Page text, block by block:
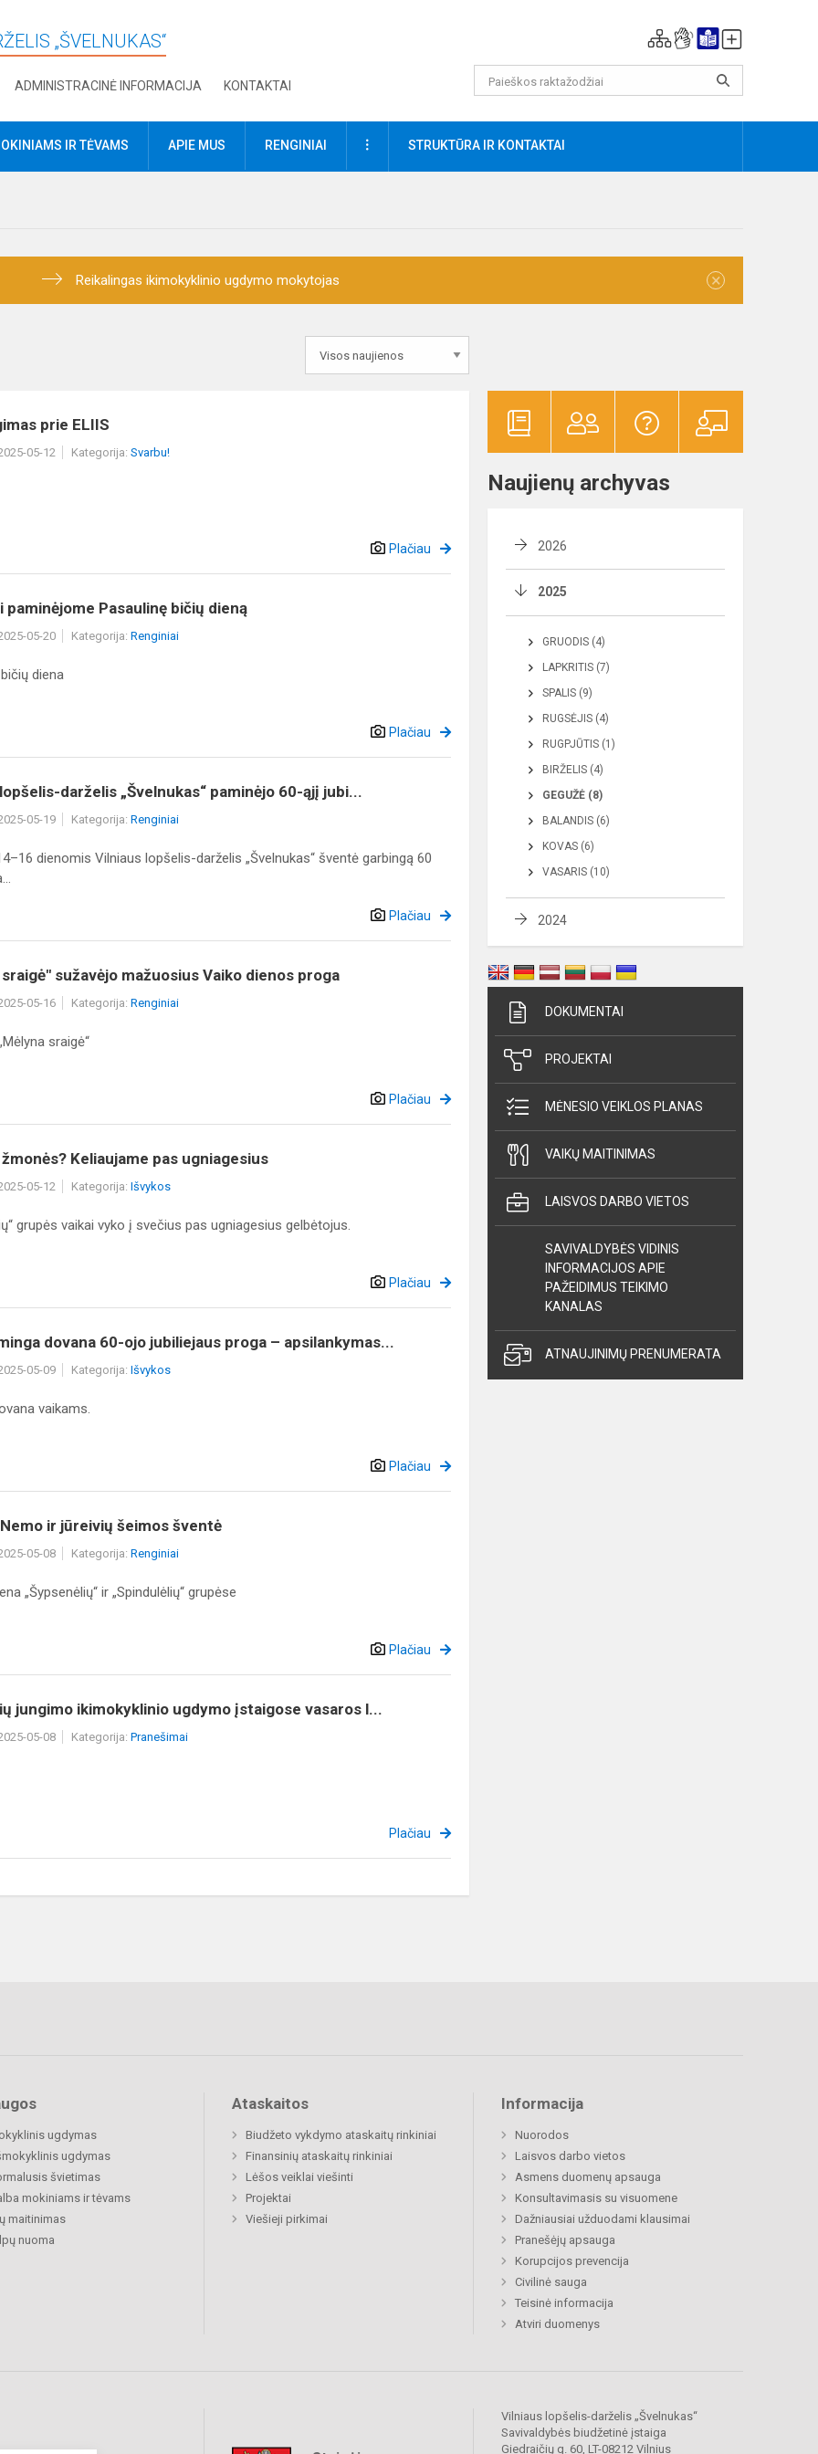
„ŠVELNUKAS“
ADMINISTRACINĖ INFORMACIJA KONTAKTAI
IR TĖVAMS APIE MUS RENGINIAI DAUGIAUSTRUKTŪRA IR KONTAKTAI
Reikalingas ikimokyklinio ugdymo mokytojas ×
prie ELIIS
05-12 Kategorija: Svarbu!
Plačiau
paminėjome Pasaulinę bičių dieną
05-20 Kategorija: Renginiai
diena
Plačiau
darželis „Švelnukas“ paminėjo 60-ąjį jubi...
05-19 Kategorija: Renginiai
dienomis Vilniaus lopšelis-darželis „Švelnukas“ šventė garbingą 60
Plačiau
sraigė" sužavėjo mažuosius Vaiko dienos proga
05-16 Kategorija: Renginiai
sraigė“
Plačiau
Keliaujame pas ugniagesius
05-12 Kategorija: Išvykos
grupės vaikai vyko į svečius pas ugniagesius gelbėtojus.
Plačiau
dovana 60-ojo jubiliejaus proga – apsilankymas...
05-09 Kategorija: Išvykos
vaikams.
Plačiau
ir jūreivių šeimos šventė
05-08 Kategorija: Renginiai
„Šypsenėlių“ ir „Spindulėlių“ grupėse
Plačiau
jungimo ikimokyklinio ugdymo įstaigose vasaros l...
05-08 Kategorija: Pranešimai
Plačiau
Naujienų archyvas
2026
2025
GRUODIS (4)
LAPKRITIS (7)
SPALIS (9)
RUGSĖJIS (4)
RUGPJŪTIS (1)
BIRŽELIS (4)
GEGUŽĖ (8)
BALANDIS (6)
KOVAS (6)
VASARIS (10)
2024
DOKUMENTAI
PROJEKTAI
MĖNESIO VEIKLOS PLANAS
VAIKŲ MAITINIMAS
LAISVOS DARBO VIETOS
SAVIVALDYBĖS VIDINIS
INFORMACIJOS APIE
PAŽEIDIMUS TEIKIMO
KANALAS
ATNAUJINIMŲ PRENUMERATA
ugdymas
ugdymas
švietimas
mokiniams ir tėvams
maitinimas
nuoma
Ataskaitos
Biudžeto vykdymo ataskaitų rinkiniai
Finansinių ataskaitų rinkiniai
Lėšos veiklai viešinti
Projektai
Viešieji pirkimai
Informacija
Nuorodos
Laisvos darbo vietos
Asmens duomenų apsauga
Konsultavimasis su visuomene
Dažniausiai užduodami klausimai
Pranešėjų apsauga
Korupcijos prevencija
Civilinė sauga
Teisinė informacija
Atviri duomenys
Vilniaus lopšelis-darželis „Švelnukas“
Savivaldybės biudžetinė įstaiga
Giedraičių g. 60, LT-08212 Vilnius